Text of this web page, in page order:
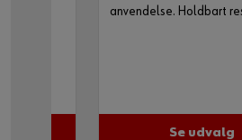
anvendelse. Holdbart
Se udvalg